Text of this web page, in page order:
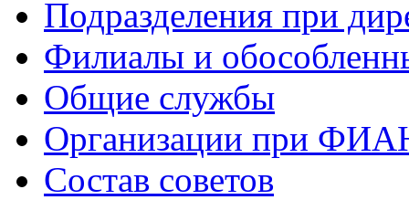
Подразделения при
Филиалы и
Общие службы
Организации при
Состав советов